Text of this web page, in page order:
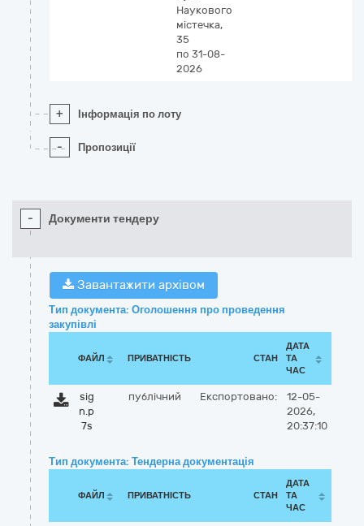
Наукового
містечка,
35
по 31-08-
2026
+ Інформація по лоту
- Пропозиції
- Документи тендеру
Завантажити архівом
Тип документа: Оголошення про проведення
закупівлі
ФАЙЛ ПРИВАТНІСТЬ СТАН
ДАТА
ТА
ЧАС
sig
n.p
7s
публічний Експортовано:
12-05-
2026,
20:37:10
Тип документа: Тендерна документація
ФАЙЛ ПРИВАТНІСТЬ СТАН
ДАТА
ТА
ЧАС